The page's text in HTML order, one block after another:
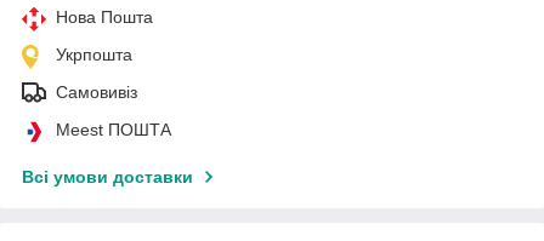
Нова Пошта
Укрпошта
Самовивіз
Meest ПОШТА
Всі умови доставки